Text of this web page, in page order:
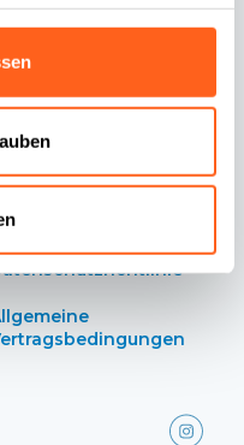
Richtlinie
Einstellungen